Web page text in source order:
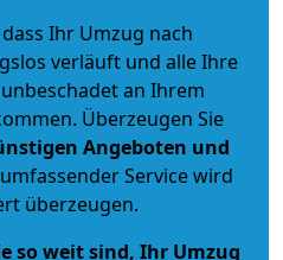
Ihr Umzug nach
verläuft und alle Ihre
an Ihrem
Überzeugen Sie
Angeboten und
Service wird
überzeugen.
so weit sind, Ihr Umzug